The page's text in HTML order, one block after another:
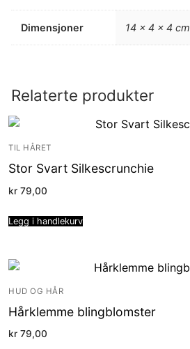
Dimensjoner 14 × 4 × 4 cm
Relaterte produkter
TIL HÅRET
Stor Svart Silkescrunchie
kr 79,00
Legg i handlekurv
HUD OG HÅR
Hårklemme blingblomster
kr 79,00